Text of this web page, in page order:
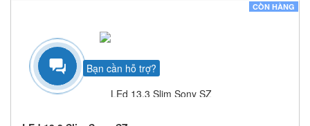
CÒN HÀNG
Bạn cần hỗ trợ?